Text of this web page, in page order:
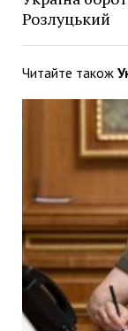
Розлуцький
Читайте також